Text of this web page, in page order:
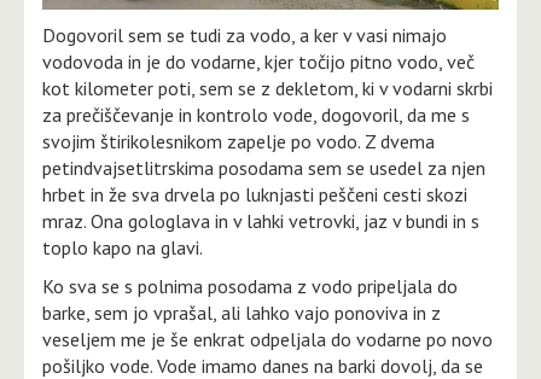
Dogovoril sem se tudi za vodo, a ker v vasi nimajo
vodovoda in je do vodarne, kjer točijo pitno vodo, več
kot kilometer poti, sem se z dekletom, ki v vodarni skrbi
za prečiščevanje in kontrolo vode, dogovoril, da me s
svojim štirikolesnikom zapelje po vodo. Z dvema
petindvajsetlitrskima posodama sem se usedel za njen
hrbet in že sva drvela po luknjasti peščeni cesti skozi
mraz. Ona gologlava in v lahki vetrovki, jaz v bundi in s
toplo kapo na glavi.
Ko sva se s polnima posodama z vodo pripeljala do
barke, sem jo vprašal, ali lahko vajo ponoviva in z
veseljem me je še enkrat odpeljala do vodarne po novo
pošiljko vode. Vode imamo danes na barki dovolj, da se